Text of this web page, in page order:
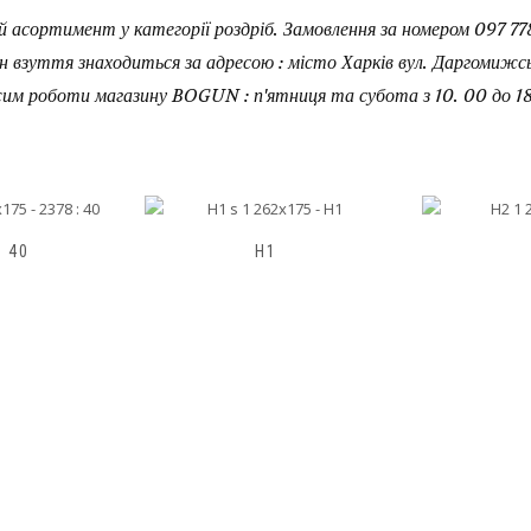
асортимент у категорії роздріб. Замовлення за номером 097
взуття знаходиться за адресою : місто Харків вул.
роботи магазину BOGUN : п'ятниця та субота з 10. 00 до
H2